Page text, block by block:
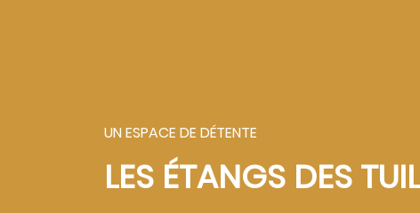
UN ESPACE DE DÉTENTE
LES ÉTANGS DES